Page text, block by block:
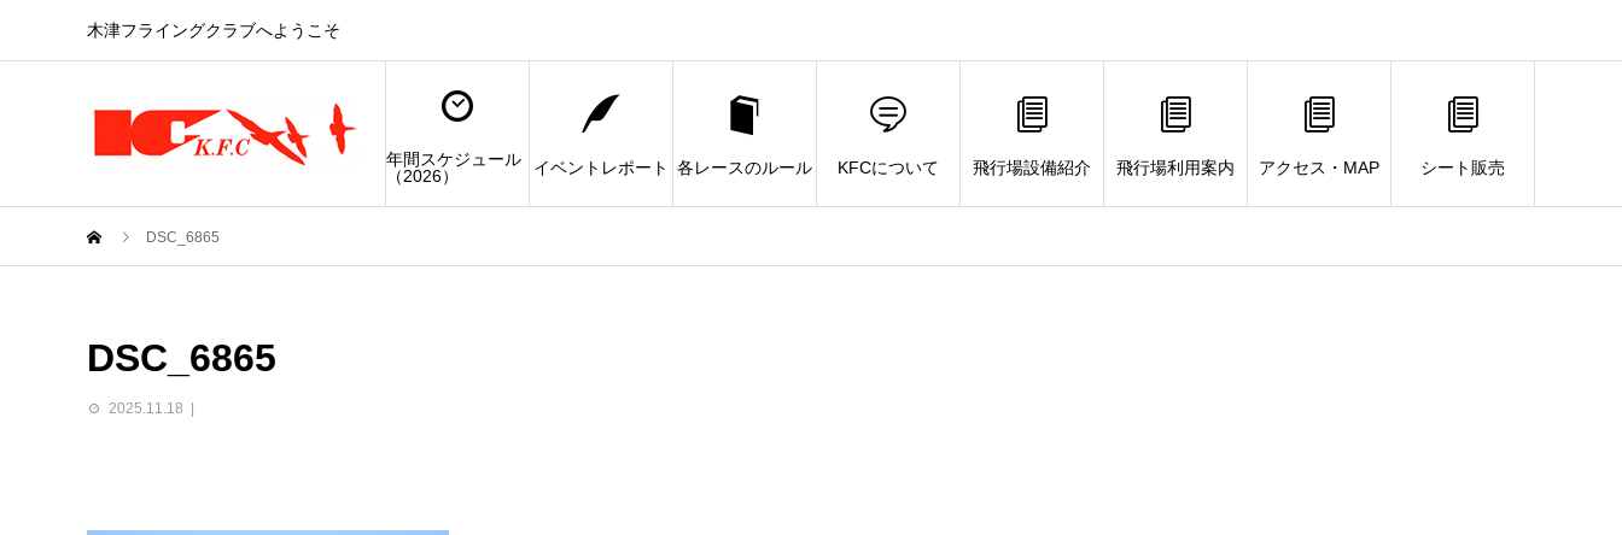
木津フライングクラブへようこそ
年間スケジュール
（2026）
イベントレポート 各レースのルール KFCについて 飛行場設備紹介 飛行場利用案内 アクセス・MAP シート販売
DSC_6865
DSC_6865
2025.11.18